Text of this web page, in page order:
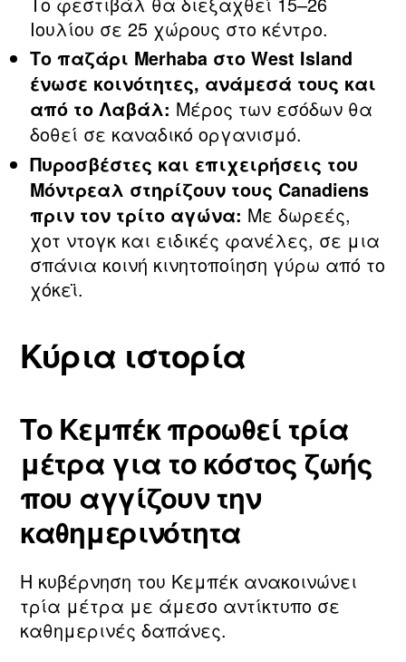
Ιουλίου σε 25 χώρους στο κέντρο.
Το παζάρι Merhaba στο West Island
ένωσε κοινότητες, ανάμεσά τους και
από το Λαβάλ: Μέρος των εσόδων θα
δοθεί σε καναδικό οργανισμό.
Πυροσβέστες και επιχειρήσεις του
Μόντρεαλ στηρίζουν τους Canadiens
πριν τον τρίτο αγώνα: Με δωρεές,
χοτ ντογκ και ειδικές φανέλες, σε μια
σπάνια κοινή κινητοποίηση γύρω από το
χόκεϊ.
Κύρια ιστορία
Το Κεμπέκ προωθεί τρία
μέτρα για το κόστος ζωής
που αγγίζουν την
καθημερινότητα
Η κυβέρνηση του Κεμπέκ ανακοινώνει
τρία μέτρα με άμεσο αντίκτυπο σε
καθημερινές δαπάνες.